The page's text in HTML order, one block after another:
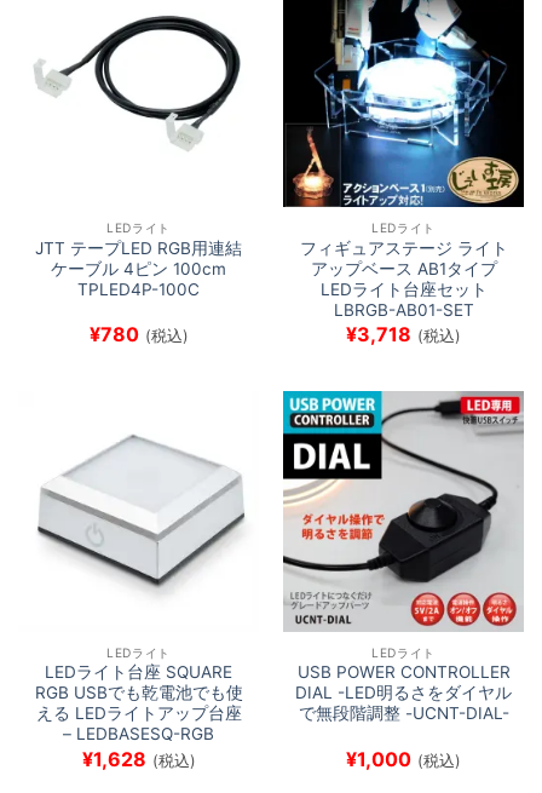
LEDライト
JTT テープLED RGB用連結
ケーブル 4ピン 100cm
TPLED4P-100C
¥780 (税込)
LEDライト
フィギュアステージ ライト
アップベース AB1タイプ
LEDライト台座セット
LBRGB-AB01-SET
¥3,718 (税込)
LEDライト
LEDライト台座 SQUARE
RGB USBでも乾電池でも使
える LEDライトアップ台座
– LEDBASESQ-RGB
¥1,628 (税込)
LEDライト
USB POWER CONTROLLER
DIAL -LED明るさをダイヤル
で無段階調整 -UCNT-DIAL-
¥1,000 (税込)